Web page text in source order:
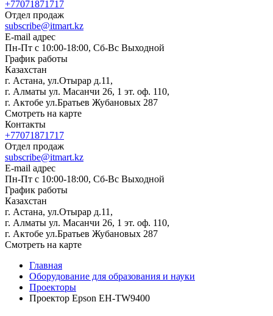
+77071871717
Отдел продаж
subscribe@itmart.kz
E-mail адрес
Пн-Пт с 10:00-18:00, Сб-Вс Выходной
График работы
Казахстан
г. Астана, ул.Отырар д.11,
г. Алматы ул. Масанчи 26, 1 эт. оф. 110,
г. Актобе ул.Братьев Жубановых 287
Смотреть на карте
Контакты
+77071871717
Отдел продаж
subscribe@itmart.kz
E-mail адрес
Пн-Пт с 10:00-18:00, Сб-Вс Выходной
График работы
Казахстан
г. Астана, ул.Отырар д.11,
г. Алматы ул. Масанчи 26, 1 эт. оф. 110,
г. Актобе ул.Братьев Жубановых 287
Смотреть на карте
Главная
Оборудование для образования и науки
Проекторы
Проектор Epson EH-TW9400